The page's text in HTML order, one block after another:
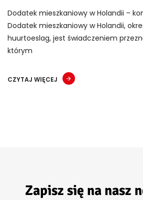
Dodatek mieszkaniowy w Holandii –
Dodatek mieszkaniowy w Holandii,
huurtoeslag, jest świadczeniem
którym
CZYTAJ WIĘCEJ
Zapisz się na nasz